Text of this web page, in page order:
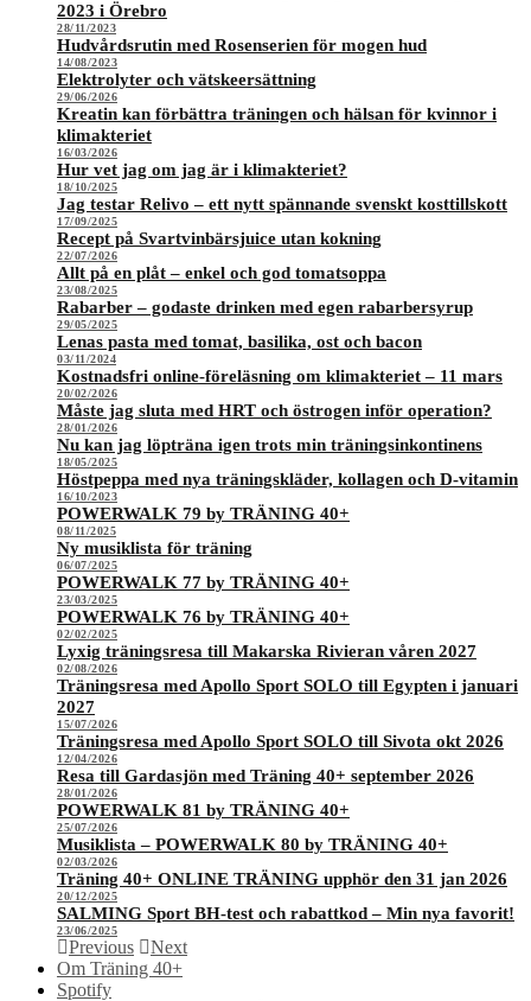
2023 i Örebro
28/11/2023
Hudvårdsrutin med Rosenserien för mogen hud
14/08/2023
Elektrolyter och vätskeersättning
29/06/2026
Kreatin kan förbättra träningen och hälsan för kvinnor i
klimakteriet
16/03/2026
Hur vet jag om jag är i klimakteriet?
18/10/2025
Jag testar Relivo – ett nytt spännande svenskt kosttillskott
17/09/2025
Recept på Svartvinbärsjuice utan kokning
22/07/2026
Allt på en plåt – enkel och god tomatsoppa
23/08/2025
Rabarber – godaste drinken med egen rabarbersyrup
29/05/2025
Lenas pasta med tomat, basilika, ost och bacon
03/11/2024
Kostnadsfri online-föreläsning om klimakteriet – 11 mars
20/02/2026
Måste jag sluta med HRT och östrogen inför operation?
28/01/2026
Nu kan jag löpträna igen trots min träningsinkontinens
18/05/2025
Höstpeppa med nya träningskläder, kollagen och D-vitamin
16/10/2023
POWERWALK 79 by TRÄNING 40+
08/11/2025
Ny musiklista för träning
06/07/2025
POWERWALK 77 by TRÄNING 40+
23/03/2025
POWERWALK 76 by TRÄNING 40+
02/02/2025
Lyxig träningsresa till Makarska Rivieran våren 2027
02/08/2026
Träningsresa med Apollo Sport SOLO till Egypten i januari
2027
15/07/2026
Träningsresa med Apollo Sport SOLO till Sivota okt 2026
12/04/2026
Resa till Gardasjön med Träning 40+ september 2026
28/01/2026
POWERWALK 81 by TRÄNING 40+
25/07/2026
Musiklista – POWERWALK 80 by TRÄNING 40+
02/03/2026
Träning 40+ ONLINE TRÄNING upphör den 31 jan 2026
20/12/2025
SALMING Sport BH-test och rabattkod – Min nya favorit!
23/06/2025
Previous
Next
Om Träning 40+
Spotify